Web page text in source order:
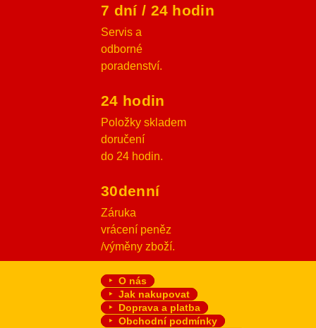
7 dní / 24 hodin
Servis a
odborné
poradenství.
24 hodin
Položky skladem
doručení
do 24 hodin.
30denní
Záruka
vrácení peněz
/výměny zboží.
O nás
Jak nakupovat
Doprava a platba
Obchodní podmínky